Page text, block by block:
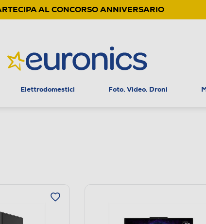
AL CONCORSO ANNIVERSARIO
Elettrodomestici Foto, Video, Droni